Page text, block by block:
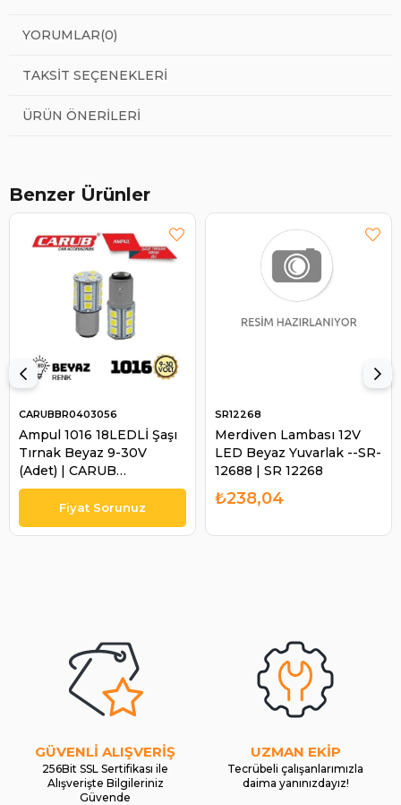
YORUMLAR(0)
TAKSIT SEÇENEKLERI
ÜRÜN ÖNERILERI
Benzer Ürünler
Ampul 1016 18LEDLİ Şaşı
Tırnak Beyaz 9-30V
(Adet) | CARUB
BR0403056
CARUBBR0403056
Merdiven Lambası 12V
LED Beyaz Yuvarlak --SR-
12688 | SR 12268
SR12268
₺238,04
GÜVENLİ ALIŞVERİŞ
256Bit SSL Sertifikası ile
Alışverişte Bilgileriniz
Güvende
UZMAN EKİP
Tecrübeli çalışanlarımızla
daima yanınızdayız!